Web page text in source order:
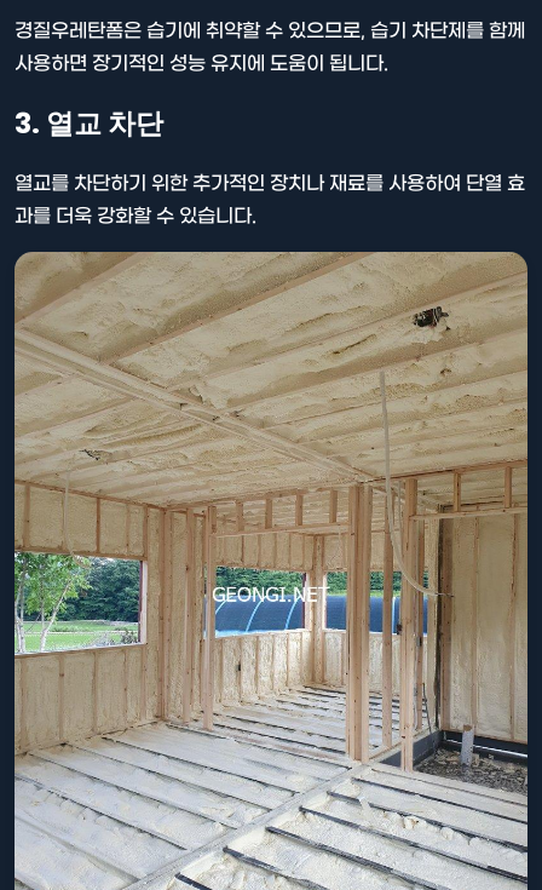
경질우레탄폼은 습기에 취약할 수 있으므로, 습기 차단제를 함께
사용하면 장기적인 성능 유지에 도움이 됩니다.
3. 열교 차단
열교를 차단하기 위한 추가적인 장치나 재료를 사용하여 단열 효
과를 더욱 강화할 수 있습니다.